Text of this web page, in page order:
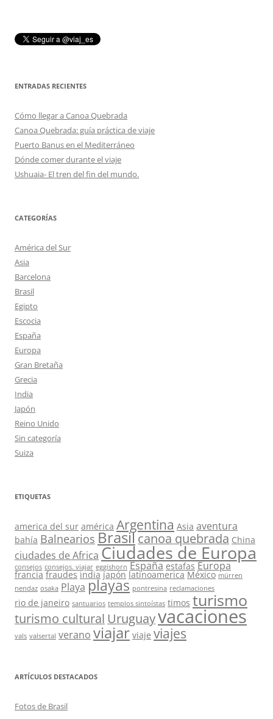
ENTRADAS RECIENTES
Cómo llegar a Canoa Quebrada
Canoa Quebrada: guía práctica de viaje
Puerto Banus en el Mediterráneo
Dónde comer durante el viaje
Ushuaia- El tren del fin del mundo.
CATEGORÍAS
América del Sur
Asia
Barcelona
Brasil
Egipto
Escocia
España
Europa
Gran Bretaña
Grecia
India
Japón
Reino Unido
Sin categoría
Suiza
ETIQUETAS
america del sur américa Argentina Asia aventura
bahía Balnearios Brasilcanoa quebrada China
ciudades de Africa Ciudades de Europa
consejos consejos. viajar eggishorn España estafas Europa
francia fraudes india japón latinoamerica México mürren
nendaz osaka Playa playas pontresina reclamaciones
rio de janeiro santuarios templos sintoístas timos turismo
turismo cultural Uruguayvacaciones
vals valsertal verano viajar viaje viajes
ARTÍCULOS DESTACADOS
Fotos de Brasil